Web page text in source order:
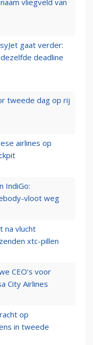
vliegveld van
gaat verder:
deadline
tweede dag op rij
airlines op
IndiGo:
vloot weg
na vlucht
xtc-pillen
CEO’s voor
City Airlines
op
in tweede